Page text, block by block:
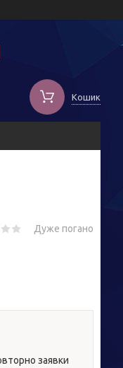
Кошик
Дуже погано
заявки